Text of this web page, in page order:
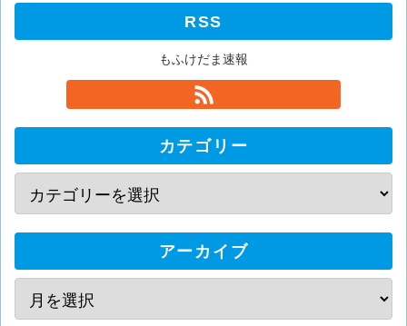
RSS
もふけだま速報
カテゴリー
アーカイブ